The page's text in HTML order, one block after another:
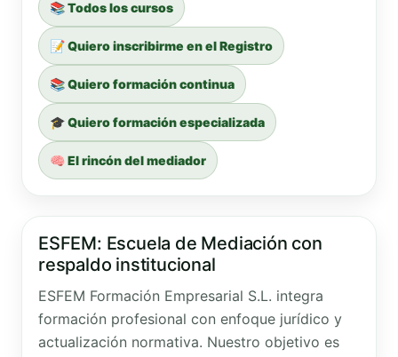
📚 Todos los cursos
📝 Quiero inscribirme en el Registro
📚 Quiero formación continua
🎓 Quiero formación especializada
🧠 El rincón del mediador
ESFEM: Escuela de Mediación con
respaldo institucional
ESFEM Formación Empresarial S.L. integra
formación profesional con enfoque jurídico y
actualización normativa. Nuestro objetivo es